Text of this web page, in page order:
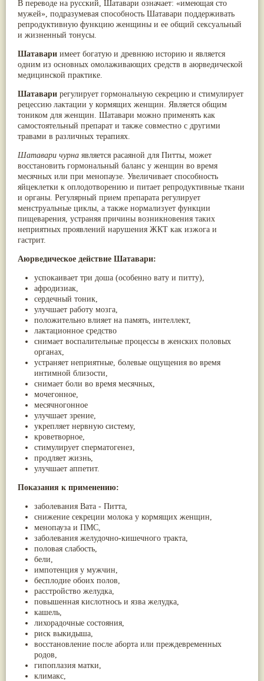
В переводе на русский, Шатавари означает: «имеющая сто
мужей», подразумевая способность Шатавари поддерживать
репродуктивную функцию женщины и ее общий сексуальный
и жизненный тонусы.
Шатавари имеет богатую и древнюю историю и является
одним из основных омолаживающих средств в аюрведической
медицинской практике.
Шатавари регулирует гормональную секрецию и стимулирует
рецессию лактации у кормящих женщин. Является общим
тоником для женщин. Шатавари можно применять как
самостоятельный препарат и также совместно с другими
травами в различных терапиях.
Шатавари чурна является расаяной для Питты, может
восстановить гормональный баланс у женщин во время
месячных или при менопаузе. Увеличивает способность
яйцеклетки к оплодотворению и питает репродуктивные ткани
и органы. Регулярный прием препарата регулирует
менструальные циклы, а также нормализует функции
пищеварения, устраняя причины возникновения таких
неприятных проявлений нарушения ЖКТ как изжога и
гастрит.
Аюрведическое действие Шатавари:
успокаивает три доша (особенно вату и питту),
афродизиак,
сердечный тоник,
улучшает работу мозга,
положительно влияет на память, интеллект,
лактационное средство
снимает воспалительные процессы в женских половых
органах,
устраняет неприятные, болевые ощущения во время
интимной близости,
снимает боли во время месячных,
мочегонное,
месячногонное
улучшает зрение,
укрепляет нервную систему,
кроветворное,
стимулирует сперматогенез,
продляет жизнь,
улучшает аппетит.
Показания к применению:
заболевания Вата - Питта,
снижение секреции молока у кормящих женщин,
менопауза и ПМС,
заболевания желудочно-кишечного тракта,
половая слабость,
бели,
импотенция у мужчин,
бесплодие обоих полов,
расстройство желудка,
повышенная кислотнось и язва желудка,
кашель,
лихорадочные состояния,
риск выкидыша,
восстановление после аборта или преждевременных
родов,
гипоплазия матки,
климакс,
Паслён черный(13)
Ипомея (12)
Коричник цейлонский(12)
Мирра(12)
Сверция
(11)
Каменная соль
(11)
Коровье молоко(11)
Мукуна жгучая(11)
Ним(11)
Патала(11)
Перец чаба(11)
Турпет(11)
Алойное дерево(10)
Асафетида(10)
Пармелия(10)
Тмин обыкновенный(10)
Ашока(9)
Вишня гималайская(9)
Данти(9)
Мурва
Юстиция сосудистая/Васака(9)
Каранджа
Касторовое масло
Кутаки (8)
Мята(8)
more...